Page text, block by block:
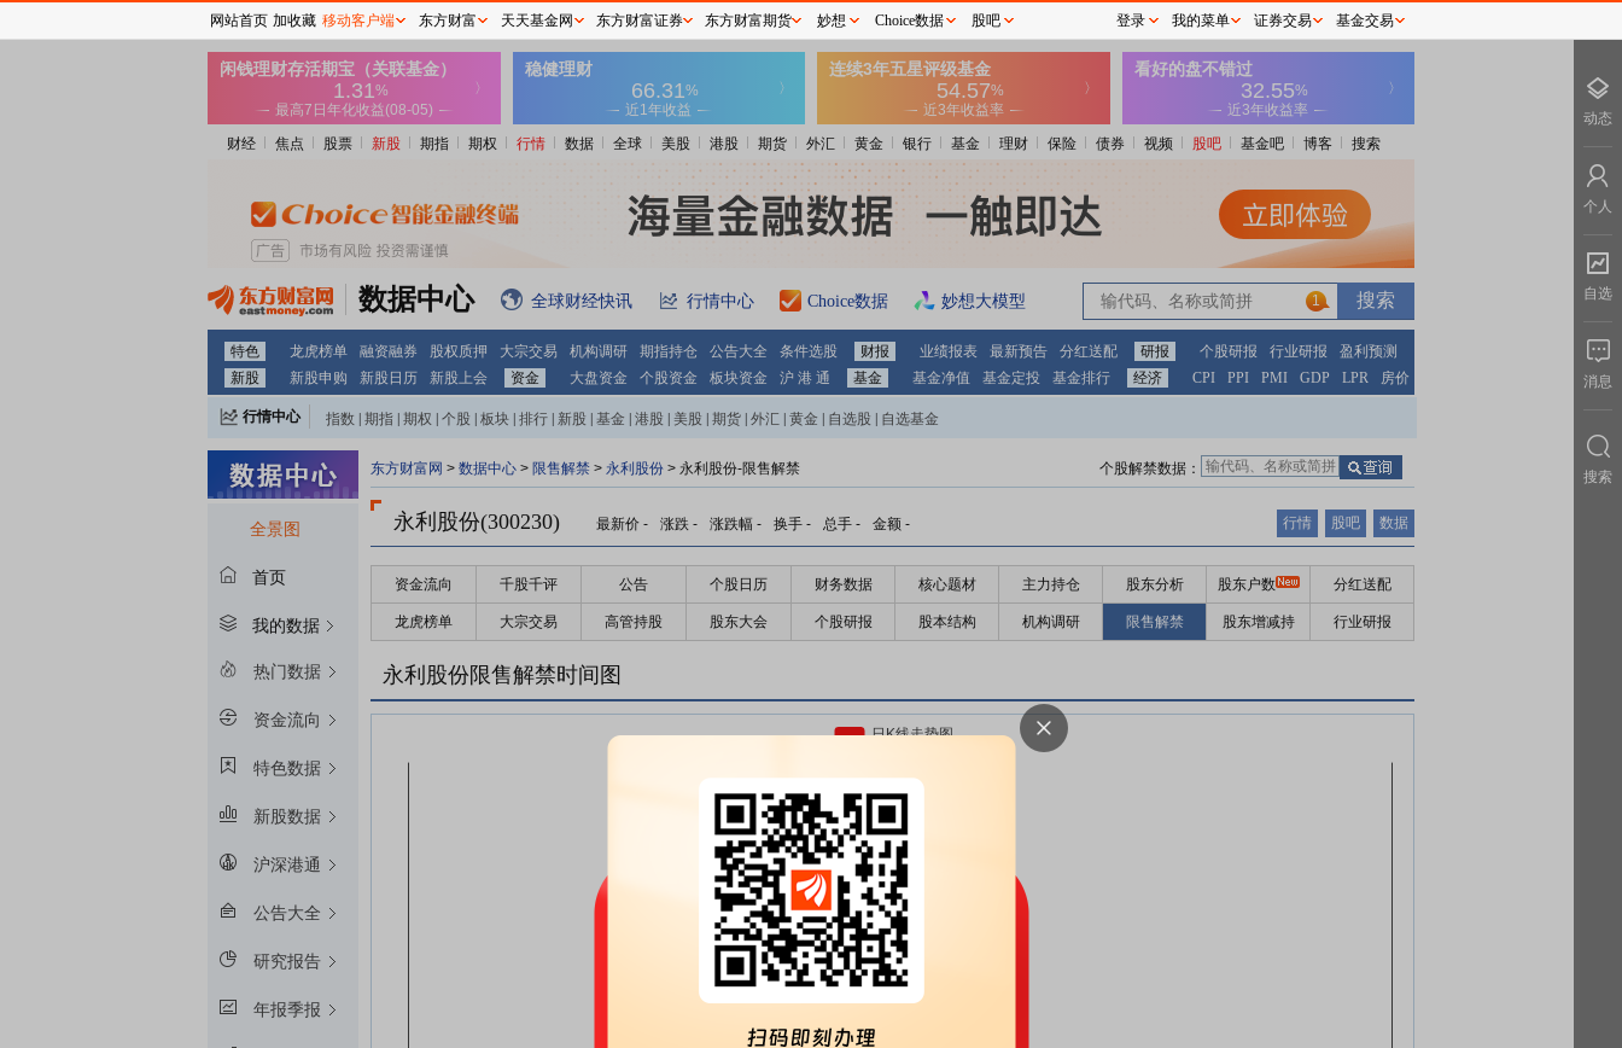
财经 焦点 股票 新股 期指 期权 行情 数据 全球 美股 港股 期货 外汇 黄金 银行 基金 理财 保险 债券 视频 股吧 基金吧 博客 搜索
数据中心 全球财经快讯 行情中心 Choice数据 妙想大模型 1
特色 龙虎榜单 融资融券 股权质押 大宗交易 机构调研 期指持仓 公告大全 条件选股 财报 业绩报表 最新预告 分红送配 研报 个股研报 行业研报
盈利预测
新股
新股申购 新股日历 新股上会 资金 大盘资金 个股资金 板块资金 沪 港 通 基金 基金净值 基金定投 基金排行 经济 CPI PPI PMI GDP LPR 房价
行情中心 指数 期指 期权 个股 板块 排行 新股 基金 港股 美股 期货 外汇 黄金 自选股 自选基金
全景图
首页
我的数据
热门数据
资金流向
特色数据
新股数据
沪深港通
公告大全
研究报告
年报季报
东方财富网 > 数据中心 > 限售解禁 > 永利股份 > 永利股份-限售解禁 个股解禁数据：
永利股份(300230) 最新价 - 涨跌 - 涨跌幅 - 换手 - 总手 - 金额 - 行情 股吧 数据
资金流向 千股千评 公告 个股日历 财务数据 核心题材 主力持仓 股东分析 股东户数 分红送配
龙虎榜单 大宗交易 高管持股 股东大会 个股研报 股本结构 机构调研 限售解禁 股东增减持 行业研报
永利股份限售解禁时间图
网站首页 加收藏 移动客户端 东方财富 天天基金网 东方财富证券 东方财富期货 妙想 Choice数据 股吧 登录 我的菜单 证券交易 基金交易
动态
个人
自选
消息
搜索